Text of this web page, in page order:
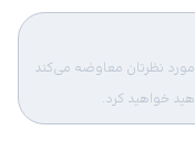
نظرتان معاوضه می‌کند
خواهید کرد.